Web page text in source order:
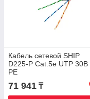
Кабель сетевой SHIP
D225-P Cat.5e UTP 30В
РЕ
71 941 ₸